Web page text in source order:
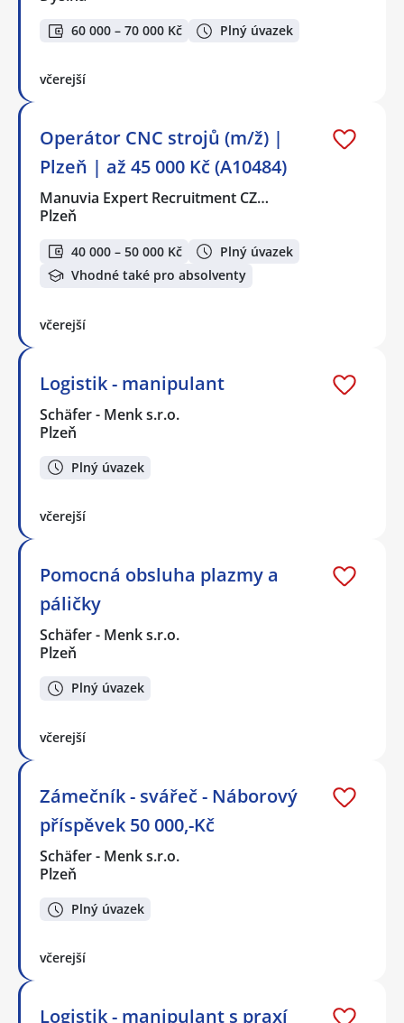
60 000 – 70 000 Kč Plný úvazek
včerejší
Operátor CNC strojů (m/ž) |
Plzeň | až 45 000 Kč (A10484)
Manuvia Expert Recruitment CZ…
Plzeň
40 000 – 50 000 Kč
Plný úvazek
Vhodné také pro absolventy
včerejší
Logistik - manipulant
Schäfer - Menk s.r.o.
Plzeň
Plný úvazek
včerejší
Pomocná obsluha plazmy a
páličky
Schäfer - Menk s.r.o.
Plzeň
Plný úvazek
včerejší
Zámečník - svářeč - Náborový
příspěvek 50 000,-Kč
Schäfer - Menk s.r.o.
Plzeň
Plný úvazek
včerejší
Logistik - manipulant s praxí